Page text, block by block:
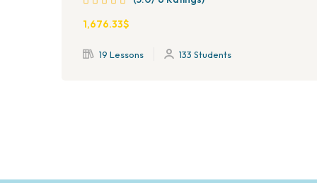
1,676.33$
19 Lessons 133 Students